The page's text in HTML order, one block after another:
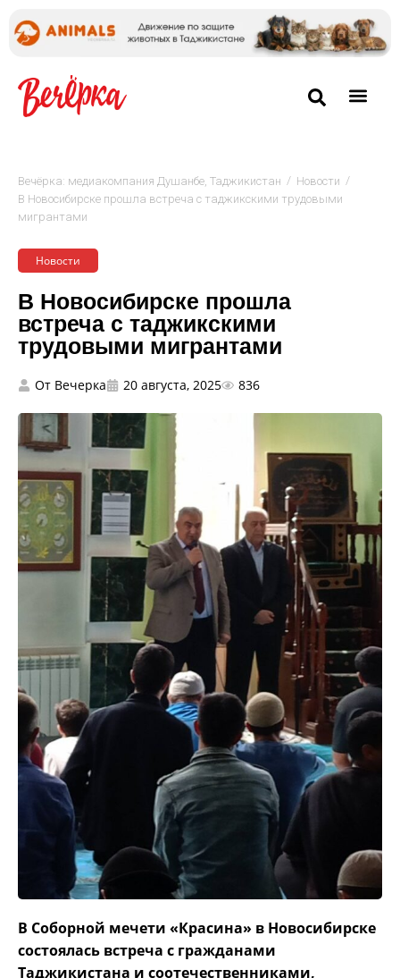
Вечёрка: медиакомпания Душанбе, Таджикистан / Новости /
В Новосибирске прошла встреча с таджикскими трудовыми
мигрантами
Новости
В Новосибирске прошла
встреча с таджикскими
трудовыми мигрантами
От Вечерка 20 августа, 2025 836
В Соборной мечети «Красина» в Новосибирске
состоялась встреча с гражданами
Таджикистана и соотечественниками,